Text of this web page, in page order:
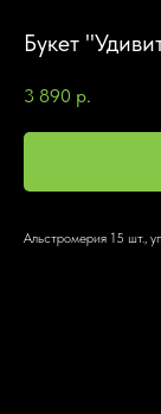
Букет
3 890 р.
Альстромерия 15 шт.,